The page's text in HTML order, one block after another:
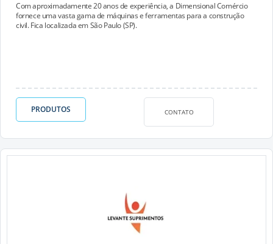
Com aproximadamente 20 anos de experiência, a Dimensional Comércio
fornece uma vasta gama de máquinas e ferramentas para a construção
civil. Fica localizada em São Paulo (SP).
PRODUTOS CONTATO